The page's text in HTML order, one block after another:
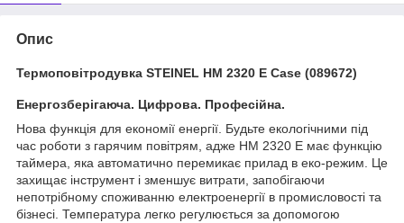
Опис
Термоповітродувка STEINEL HM 2320 E Case (089672)
Енергозберігаюча. Цифрова. Професійна.
Нова функція для економії енергії. Будьте екологічними під
час роботи з гарячим повітрям, адже HM 2320 E має функцію
таймера, яка автоматично перемикає прилад в еко-режим. Це
захищає інструмент і зменшує витрати, запобігаючи
непотрібному споживанню електроенергії в промисловості та
бізнесі. Температура легко регулюється за допомогою